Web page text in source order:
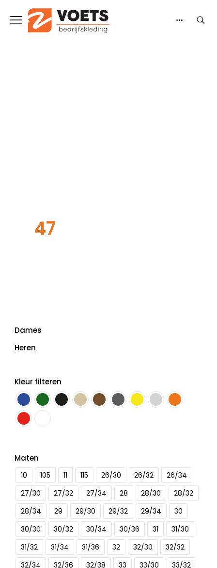
47
Dames
Heren
Kleur filteren
Maten
10 105 11 115 26/30 26/32
26/34
27/30
27/32 27/34 28 28/30
28/32
28/34
29 29/30 29/32 29/34
30
30/30
30/32 30/34 30/36 31
31/30
31/32
31/34 31/36 32 32/30
32/32
32/34
32/36 32/38 33 33/30
33/32